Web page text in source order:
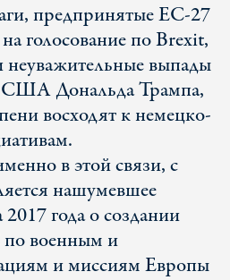
предпринятые ЕС-27
голосование по Brexit,
неуважительные выпады
США Дональда Трампа,
восходят к немецко-
в этой связи, с
нашумевшее
года о создании
военным и
и миссиям Европы